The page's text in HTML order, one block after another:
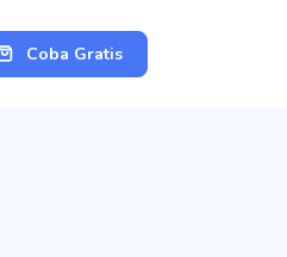
Coba Gratis